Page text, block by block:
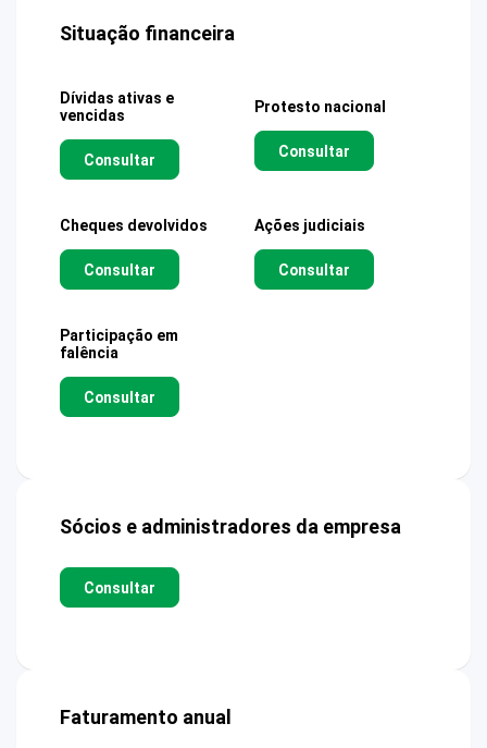
Situação financeira
Dívidas ativas e
vencidas
Consultar
Protesto nacional
Consultar
Cheques devolvidos
Consultar
Ações judiciais
Consultar
Participação em
falência
Consultar
Sócios e administradores da empresa
Consultar
Faturamento anual